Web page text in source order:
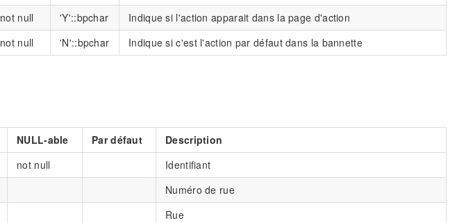
not null 'Y'::bpchar
Indique si l'action apparait dans la page d'action
not null 'N'::bpchar Indique si c'est l'action par défaut dans la bannette
NULL-able Par défaut
Description
not null
Identifiant
Numéro de rue
Rue